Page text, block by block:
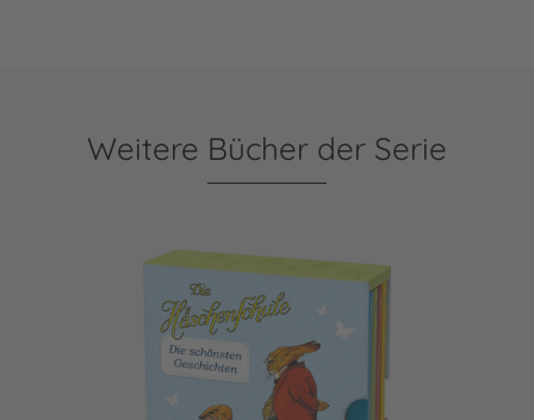
Weitere Bücher der Serie